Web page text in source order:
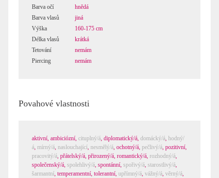
Barva očí
hnědá
Barva vlasů
jiná
Výška
160-175 cm
Délka vlasů
krátká
Tetování
nemám
Piercing
nemám
Povahové vlastnosti
aktivní, ambiciózní, cituplný/á, diplomatický/á, domácký/á, hodný/
á, mírný/á, naslouchající, nesmělý/á, ochotný/á, pečlivý/á, pozitivní,
pracovitý/á, přátelský/á, přirozený/á, romantický/á, rozhodný/á,
společenský/á, spolehlivý/á, spontánní, spořivý/á, starostlivý/á,
šarmantní, temperamentní, tolerantní, upřímný/á, vážný/á, věrný/á,